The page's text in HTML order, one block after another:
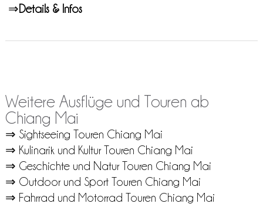
⇒Details & Infos
Weitere Ausflüge und Touren ab
Chiang Mai
⇒ Sightseeing Touren Chiang Mai
⇒ Kulinarik und Kultur Touren Chiang Mai
⇒ Geschichte und Natur Touren Chiang Mai
⇒ Outdoor und Sport Touren Chiang Mai
⇒ Fahrrad und Motorrad Touren Chiang Mai